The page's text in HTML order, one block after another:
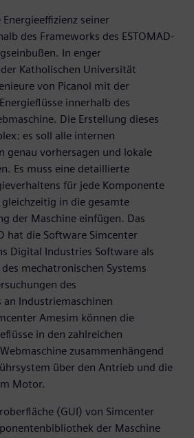
seiner
des Frameworks des ESTOMAD-
In enger
Katholischen Universität
von Picanol mit der
innerhalb des
Die Erstellung dieses
es soll alle internen
genau vorhersagen und lokale
Es muss eine detaillierte
für jede Komponente
in die gesamte
der Maschine einfügen. Das
hat die Software Simcenter
Digital Industries Software als
mechatronischen Systems
des
an Industriemaschinen
Amesim können die
in den zahlreichen
zusammenhängend
über den Antrieb und die
Motor.
(GUI) von Simcenter
der Maschine